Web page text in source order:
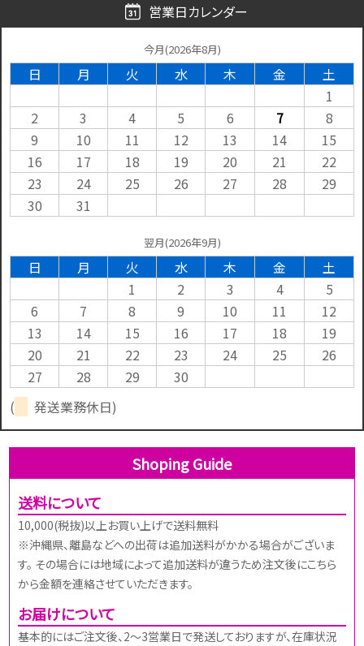
営業日カレンダー
今月(2026年8月)
日 月 火 水 木 金
土
1
2
3 4 5 6 7
8
9
10 11 12 13 14
15
16
17 18 19 20 21
22
23
24 25 26 27 28
29
30
31
翌月(2026年9月)
日 月 火 水 木 金
土
1
2 3 4
5
6
7 8 9 10 11
12
13
14 15 16 17 18
19
20
21 22 23 24 25
26
27
28 29
30
(
発送業務休日)
Shoping Guide
送料について
10,000(税抜)以上お買い上げで送料無料
※沖縄県、離島などへの出荷は追加送料がかかる場合がございま
す。 その場合には地域によって追加送料が違うため注文後にこちら
から金額を連絡させていただきます。
お届けについて
基本的にはご注文後、2～3営業日で発送しておりますが、在庫状況